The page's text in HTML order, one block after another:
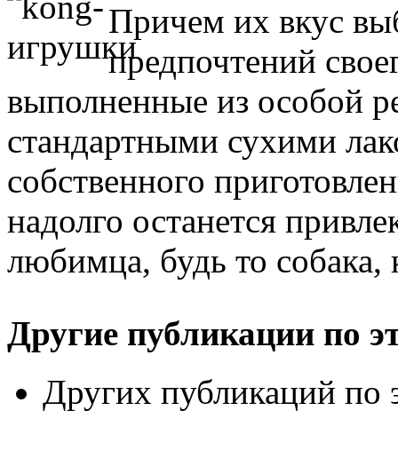
Причем их вкус
предпочтений
выполненные из особой
стандартными сухими
собственного
надолго останется
любимца, будь то
Другие публикации по
Других публикаций по